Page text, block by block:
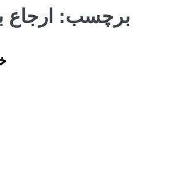
برچسب: ارجاع